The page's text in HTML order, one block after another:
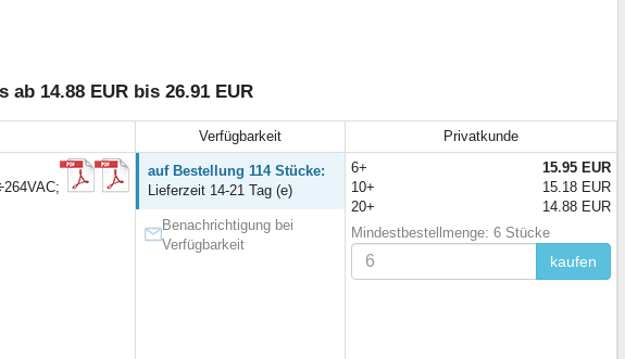
14.88 EUR bis 26.91 EUR
Verfügbarkeit
Privatkunde
auf Bestellung 114 Stücke:
Lieferzeit 14-21 Tag (e)
Benachrichtigung bei
Verfügbarkeit
6+
15.95 EUR
10+
15.18 EUR
20+
14.88 EUR
Mindestbestellmenge: 6 Stücke
kaufen